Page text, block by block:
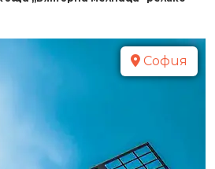
София